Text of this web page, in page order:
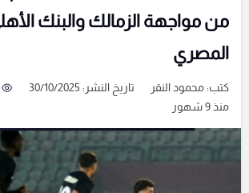
من مواجهة الزمالك والبنك
المصري
كتب:محمود النقر تاريخ النشر: 30/10/2025
منذ 9 شهور